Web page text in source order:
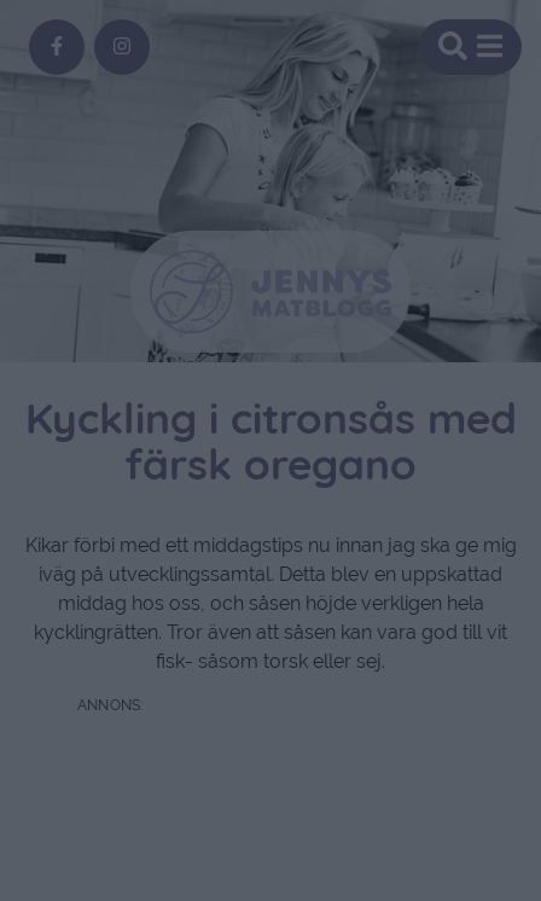
Kyckling i citronsås med
färsk oregano
Kikar förbi med ett middagstips nu innan jag ska ge mig
iväg på utvecklingssamtal. Detta blev en uppskattad
middag hos oss, och såsen höjde verkligen hela
kycklingrätten. Tror även att såsen kan vara god till vit
fisk- såsom torsk eller sej.